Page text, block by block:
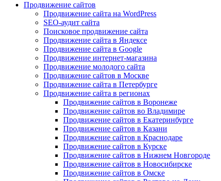
Продвижение сайтов
Продвижение сайта на WordPress
SEO-аудит сайта
Поисковое продвижение сайта
Продвижение сайта в Яндексе
Продвижение сайта в Google
Продвижение интернет-магазина
Продвижение молодого сайта
Продвижение сайтов в Москве
Продвижение сайта в Петербурге
Продвижение сайта в регионах
Продвижение сайтов в Воронеже
Продвижение сайтов во Владимире
Продвижение сайтов в Екатеринбурге
Продвижение сайтов в Казани
Продвижение сайтов в Краснодаре
Продвижение сайтов в Курске
Продвижение сайтов в Нижнем Новгороде
Продвижение сайтов в Новосибирске
Продвижение сайтов в Омске